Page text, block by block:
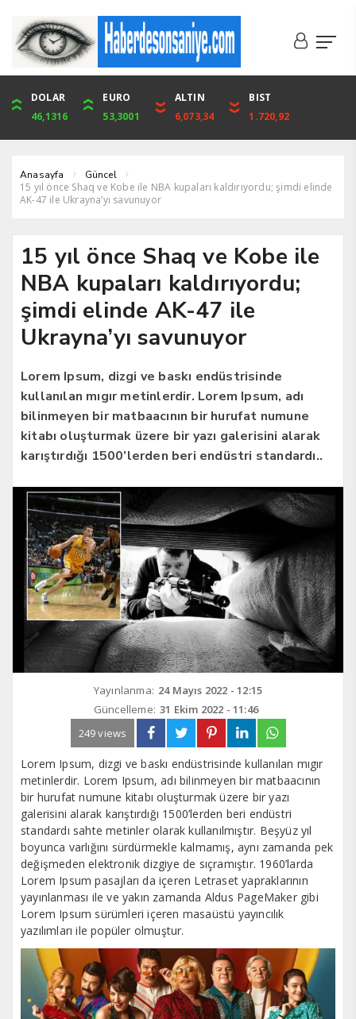
DOLAR
46,1316
EURO
53,3001
ALTIN
6,073,34
BIST
1.720,92
ONS
4,094,16
ALTIN
6,073,34
ÇEYREK
9,929,91
CUMHURİYET
42,104,00
Anasayfa Güncel
15 yıl önce Shaq ve Kobe ile NBA kupaları kaldırıyordu; şimdi elinde
AK-47 ile Ukrayna’yı savunuyor
15 yıl önce Shaq ve Kobe ile
NBA kupaları kaldırıyordu;
şimdi elinde AK-47 ile
Ukrayna’yı savunuyor
Lorem Ipsum, dizgi ve baskı endüstrisinde
kullanılan mıgır metinlerdir. Lorem Ipsum, adı
bilinmeyen bir matbaacının bir hurufat numune
kitabı oluşturmak üzere bir yazı galerisini alarak
karıştırdığı 1500’lerden beri endüstri standardı..
Yayınlanma: 24 Mayıs 2022 - 12:15
Güncelleme: 31 Ekim 2022 - 11:46
249 views
Lorem Ipsum, dizgi ve baskı endüstrisinde kullanılan mıgır
metinlerdir. Lorem Ipsum, adı bilinmeyen bir matbaacının
bir hurufat numune kitabı oluşturmak üzere bir yazı
galerisini alarak karıştırdığı 1500’lerden beri endüstri
standardı sahte metinler olarak kullanılmıştır. Beşyüz yıl
boyunca varlığını sürdürmekle kalmamış, aynı zamanda pek
değişmeden elektronik dizgiye de sıçramıştır. 1960’larda
Lorem Ipsum pasajları da içeren Letraset yapraklarının
yayınlanması ile ve yakın zamanda Aldus PageMaker gibi
Lorem Ipsum sürümleri içeren masaüstü yayıncılık
yazılımları ile popüler olmuştur.